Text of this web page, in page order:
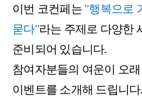
이번 코컨페는 "행복으로
묻다"라는 주제로 다양한
준비되어 있습니다.
참여자분들의 여운이 오
이벤트를 소개해 드립니다.